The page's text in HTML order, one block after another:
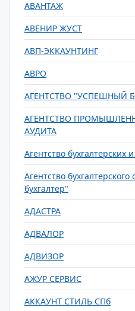
АВАНТАЖ
АВЕНИР ЖУСТ
АВП-ЭККАУНТИНГ
АВРО
АГЕНТСТВО "УСПЕШНЫЙ
АГЕНТСТВО
АУДИТА
Агентство бухгалтерских
Агентство
бухгалтер"
АДАСТРА
АДВАЛОР
АДВИЗОР
АЖУР СЕРВИС
АККАУНТ СТИЛЬ СПб